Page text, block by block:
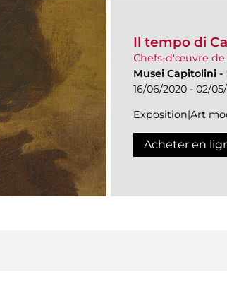
Il tempo di
Chefs-d'œuvre de
Musei Capitolini -
16/06/2020 - 02/05/
Exposition|Art
Acheter en